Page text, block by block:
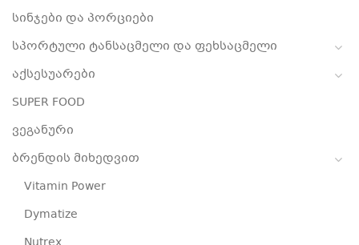
სინჯები და პორციები
სპორტული ტანსაცმელი და ფეხსაცმელი
აქსესუარები
SUPER FOOD
ვეგანური
ბრენდის მიხედვით
Vitamin Power
Dymatize